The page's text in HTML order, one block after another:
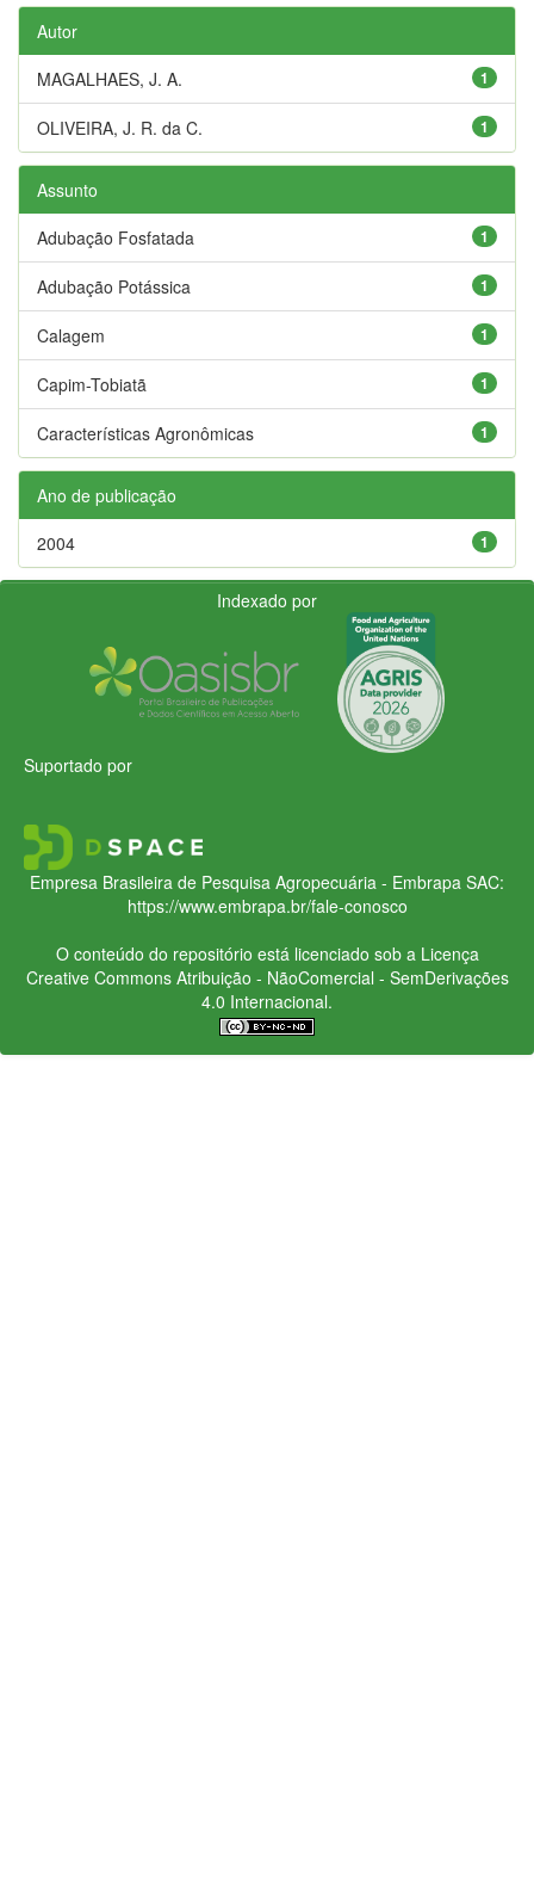
Autor
1
MAGALHAES, J. A.
1
OLIVEIRA, J. R. da C.
Assunto
1
Adubação Fosfatada
1
Adubação Potássica
1
Calagem
1
Capim-Tobiatã
1
Características Agronômicas
Ano de publicação
1
2004
Indexado por
Suportado por
Empresa Brasileira de Pesquisa Agropecuária - Embrapa SAC:
https://www.embrapa.br/fale-conosco
O conteúdo do repositório está licenciado sob a Licença
Creative CommonsAtribuição - NãoComercial - SemDerivações
4.0 Internacional.